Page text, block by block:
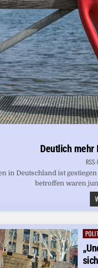
Deutlich mehr
RSS-
in Deutschland ist
betroffen waren
in